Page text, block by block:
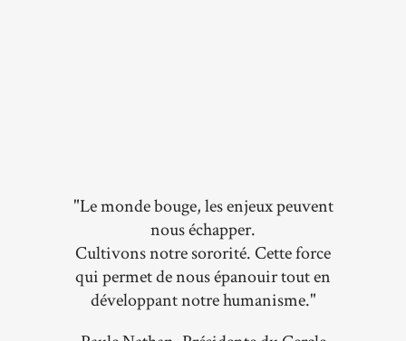
"Le monde bouge, les enjeux peuvent
nous échapper.
Cultivons notre sororité. Cette force
qui permet de nous épanouir tout en
développant notre humanisme."